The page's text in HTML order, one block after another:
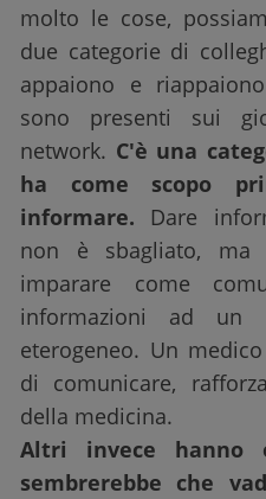
molto le cose,
due categorie di
appaiono e
sono presenti sui
network. C'è una
ha come scopo
informare. Dare
non è sbagliato, ma
imparare come
informazioni ad un
eterogeneo. Un
di comunicare,
della medicina.
Altri invece hanno
sembrerebbe che